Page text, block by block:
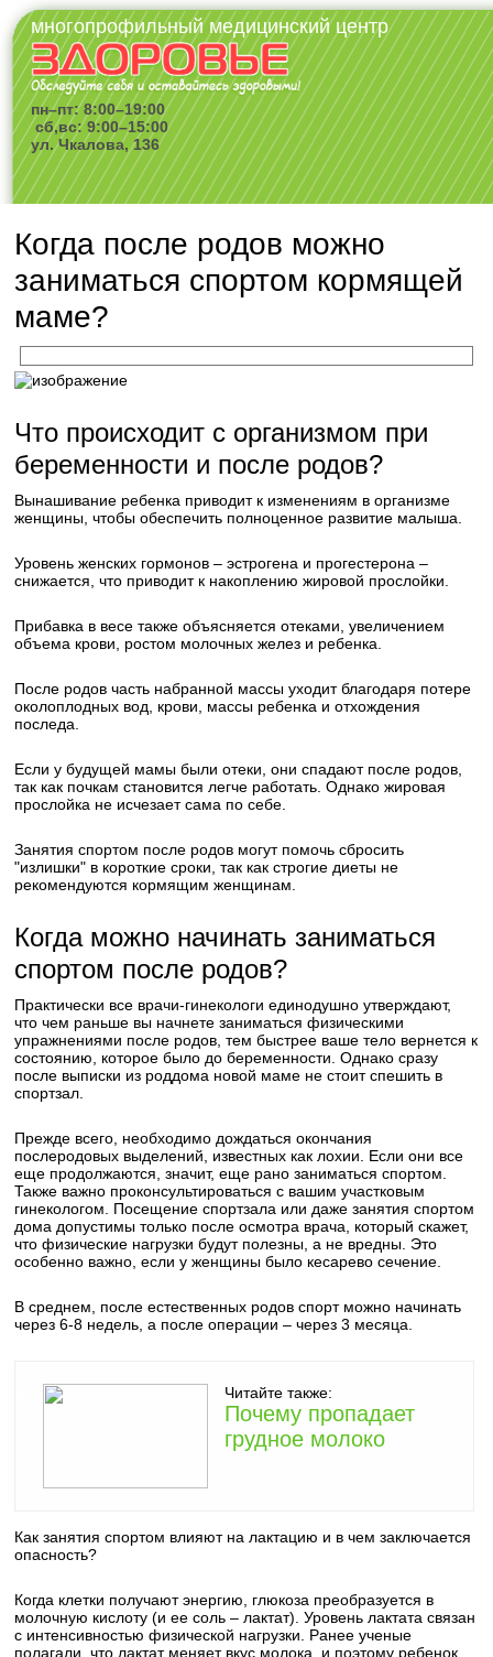
многопрофильный медицинский центр
пн–пт: 8:00–19:00
сб,вс: 9:00–15:00
ул. Чкалова, 136
Когда после родов можно
заниматься спортом кормящей
маме?
Что происходит с организмом при
беременности и после родов?
Вынашивание ребенка приводит к изменениям в организме
женщины, чтобы обеспечить полноценное развитие малыша.
Уровень женских гормонов – эстрогена и прогестерона –
снижается, что приводит к накоплению жировой прослойки.
Прибавка в весе также объясняется отеками, увеличением
объема крови, ростом молочных желез и ребенка.
После родов часть набранной массы уходит благодаря потере
околоплодных вод, крови, массы ребенка и отхождения
последа.
Если у будущей мамы были отеки, они спадают после родов,
так как почкам становится легче работать. Однако жировая
прослойка не исчезает сама по себе.
Занятия спортом после родов могут помочь сбросить
"излишки" в короткие сроки, так как строгие диеты не
рекомендуются кормящим женщинам.
Когда можно начинать заниматься
спортом после родов?
Практически все врачи-гинекологи единодушно утверждают,
что чем раньше вы начнете заниматься физическими
упражнениями после родов, тем быстрее ваше тело вернется к
состоянию, которое было до беременности. Однако сразу
после выписки из роддома новой маме не стоит спешить в
спортзал.
Прежде всего, необходимо дождаться окончания
послеродовых выделений, известных как лохии. Если они все
еще продолжаются, значит, еще рано заниматься спортом.
Также важно проконсультироваться с вашим участковым
гинекологом. Посещение спортзала или даже занятия спортом
дома допустимы только после осмотра врача, который скажет,
что физические нагрузки будут полезны, а не вредны. Это
особенно важно, если у женщины было кесарево сечение.
В среднем, после естественных родов спорт можно начинать
через 6-8 недель, а после операции – через 3 месяца.
Читайте также:
Почему пропадает
грудное молоко
Как занятия спортом влияют на лактацию и в чем заключается
опасность?
Когда клетки получают энергию, глюкоза преобразуется в
молочную кислоту (и ее соль – лактат). Уровень лактата связан
с интенсивностью физической нагрузки. Ранее ученые
полагали, что лактат меняет вкус молока, и поэтому ребенок